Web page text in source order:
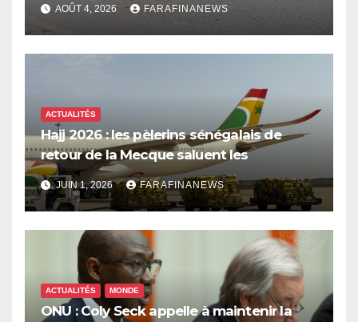
AOÛT 4, 2026 FARAFINANEWS
ACTUALITÉS
Hajj 2026 : les pèlerins sénégalais de
retour de la Mecque saluent les
innovations d’Air Sénégal SA
JUIN 1, 2026 FARAFINANEWS
ACTUALITÉS MONDE
ONU : Coly Seck appelle à maintenir la